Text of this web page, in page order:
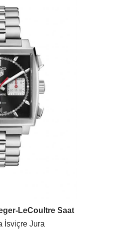
LeCoultre Saat
İsviçre Jura